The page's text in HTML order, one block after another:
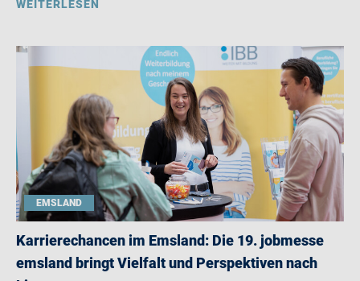
WEITERLESEN
EMSLAND
Karrierechancen im Emsland: Die 19. jobmesse
emsland bringt Vielfalt und Perspektiven nach